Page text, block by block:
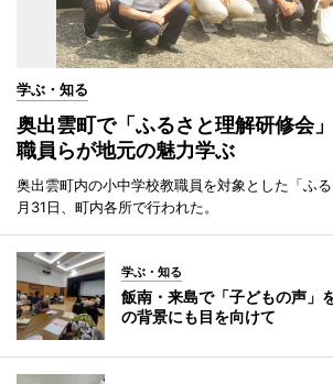
学ぶ・知る
奥出雲町で「ふるさと理解研修会
職員らが地元の魅力学ぶ
奥出雲町内の小中学校教職員を対象とした「ふ
月31日、町内各所で行われた。
学ぶ・知る
飯南・来島で「子どもの声
の背景にも目を向けて